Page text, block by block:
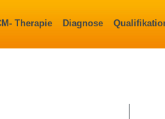
Therapie Diagnose